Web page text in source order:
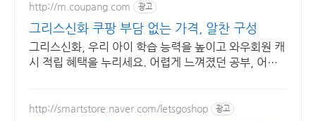
http://m.coupang.com 광고
그리스신화 쿠팡 부담 없는 가격, 알찬 구성
그리스신화, 우리 아이 학습 능력을 높이고 와우회원 캐
시 적립 혜택을 누리세요. 어렵게 느껴졌던 공부, 어린
http://smartstore.naver.com/letsgoshop 광고